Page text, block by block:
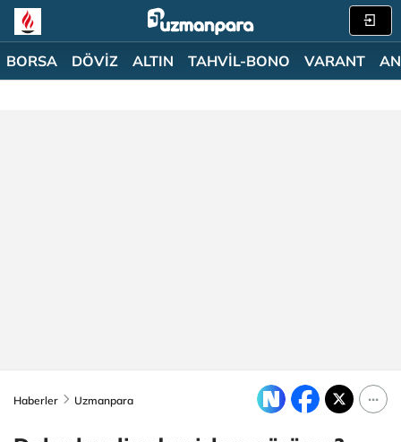
BORSA DÖVİZ ALTIN TAHVİL-BONO VARANT
Haberler Uzmanpara